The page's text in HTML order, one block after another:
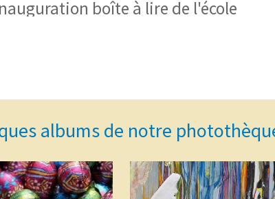
boîte à lire de l'école
albums de notre